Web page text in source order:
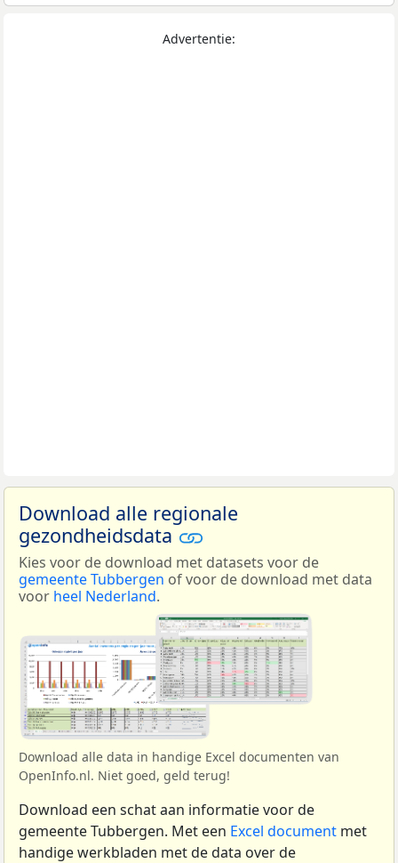
Advertentie:
Download alle regionale
gezondheidsdata
Kies voor de download met datasets voor de
gemeente Tubbergen of voor de download met data
voor heel Nederland.
Download alle data in handige Excel documenten van
OpenInfo.nl. Niet goed, geld terug!
Download een schat aan informatie voor de
gemeente Tubbergen. Met een Excel document met
handige werkbladen met de data over de